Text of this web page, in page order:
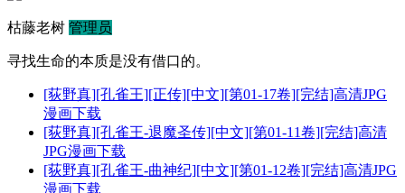
枯藤老树 管理员
寻找生命的本质是没有借口的。
[荻野真][孔雀王][正传][中文][第01-17卷][完结]高清JPG
漫画下载
[荻野真][孔雀王-退魔圣传][中文][第01-11卷][完结]高清
JPG漫画下载
[荻野真][孔雀王-曲神纪][中文][第01-12卷][完结]高清JPG
漫画下载